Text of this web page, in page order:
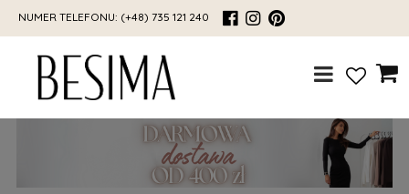
NUMER TELEFONU: (+48) 735 121 240